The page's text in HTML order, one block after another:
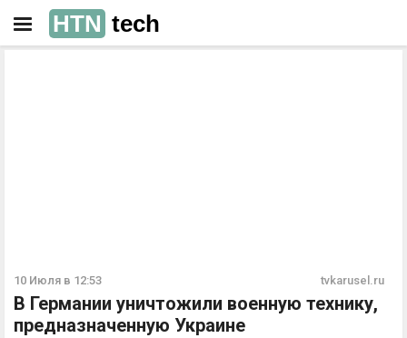
HTN tech
10 Июля в 12:53 tvkarusel.ru
В Германии уничтожили военную технику,
предназначенную Украине